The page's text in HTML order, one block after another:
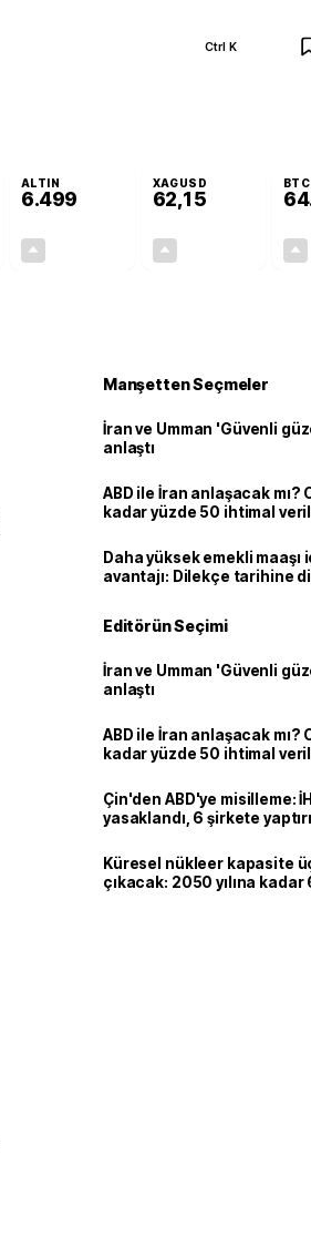
Ctrl K
ALTIN
6.499
XAGUSD
62,15
BTC
Manşetten Seçmeler
İran ve Umman 'Güvenli
anlaştı
ABD ile İran anlaşacak mı?
kadar yüzde 50 ihtimal
Daha yüksek emekli maaşı
avantajı: Dilekçe tarihine
Editörün Seçimi
İran ve Umman 'Güvenli
anlaştı
ABD ile İran anlaşacak mı?
kadar yüzde 50 ihtimal
Çin'den ABD'ye misilleme:
yasaklandı, 6 şirkete
Küresel nükleer kapasite
çıkacak: 2050 yılına kadar